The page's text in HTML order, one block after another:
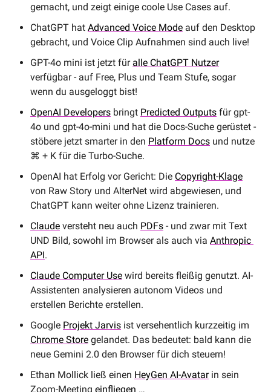
gemacht, und zeigt einige coole Use Cases auf.
ChatGPT hat Advanced Voice Mode auf den Desktop
gebracht, und Voice Clip Aufnahmen sind auch live!
GPT-4o mini ist jetzt für alle ChatGPT Nutzer
verfügbar - auf Free, Plus und Team Stufe, sogar
wenn du ausgeloggt bist!
OpenAI Developers bringt Predicted Outputs für gpt-
4o und gpt-4o-mini und hat die Docs-Suche gerüstet -
stöbere jetzt smarter in den Platform Docs und nutze
⌘ + K für die Turbo-Suche.
OpenAI hat Erfolg vor Gericht: Die Copyright-Klage
von Raw Story und AlterNet wird abgewiesen, und
ChatGPT kann weiter ohne Lizenz trainieren.
Claude versteht neu auch PDFs - und zwar mit Text
UND Bild, sowohl im Browser als auch via Anthropic
API.
Claude Computer Use wird bereits fleißig genutzt. AI-
Assistenten analysieren autonom Videos und
erstellen Berichte erstellen.
Google Projekt Jarvis
Chrome Store gelandet. Das bedeutet: bald kann die
neue Gemini 2.0 den Browser für dich steuern!
Ethan Mollick ließ einen HeyGen AI-Avatar in sein
Zoom-Meeting einfliegen …